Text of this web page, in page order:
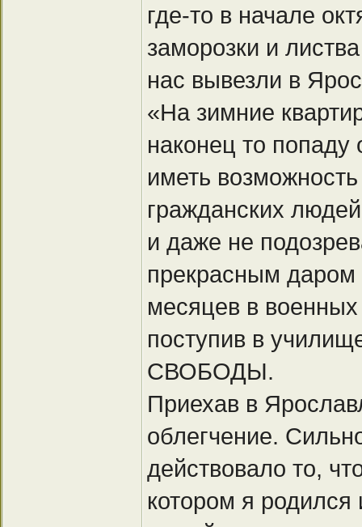
где-то в начале
заморозки и
нас вывезли в
«На зимние
наконец то попаду
иметь
гражданских
и даже не
прекрасным
месяцев в военных
поступив в
СВОБОДЫ.
Приехав в
облегчение.
действовало то,
котором я